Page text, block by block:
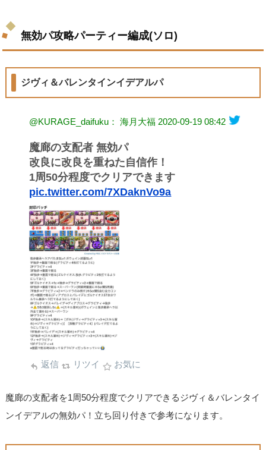
無効パ攻略パーティー編成(ソロ)
ジヴィ＆バレンタインイデアルパ
@KURAGE_daifuku： 海月大福 2020-09-19 08:42
魔廊の支配者 無効パ
改良に改良を重ねた自信作！
1周50分程度でクリアできます
pic.twitter.com/7XDaknVo9a
返信 リツイ お気に
魔廊の支配者を1周50分程度でクリアできるジヴィ＆バレンタイ
ンイデアルの無効パ！立ち回り付きで参考になります。